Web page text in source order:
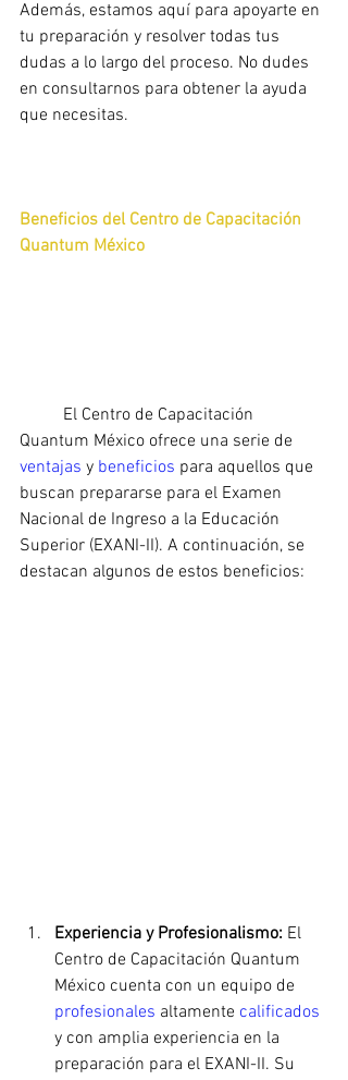
Además, estamos aquí para apoyarte en
tu preparación y resolver todas tus
dudas a lo largo del proceso. No dudes
en consultarnos para obtener la ayuda
que necesitas.
Beneficios del Centro de Capacitación
Quantum México
Quantum México ofrece una serie de
ventajas y beneficios para aquellos que
buscan prepararse para el Examen
Nacional de Ingreso a la Educación
Superior (EXANI-II). A continuación, se
destacan algunos de estos beneficios:
Experiencia y Profesionalismo: El
Centro de Capacitación Quantum
México cuenta con un equipo de
profesionales altamente calificados
y con amplia experiencia en la
preparación para el EXANI-II. Su